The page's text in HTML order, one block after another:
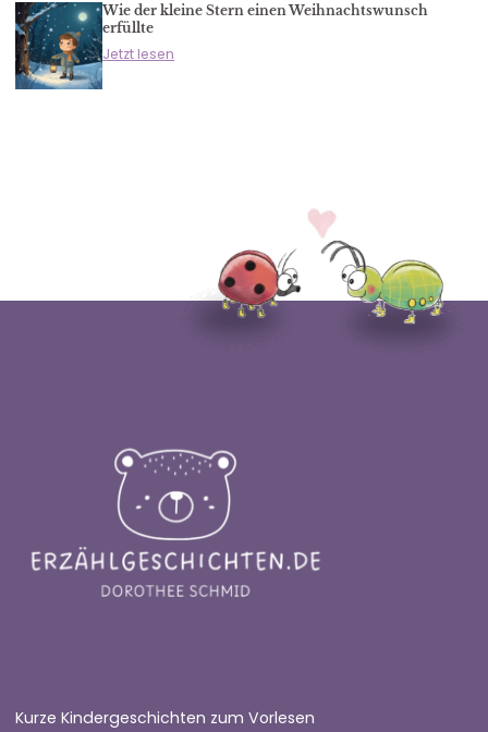
Wie der kleine Stern einen Weihnachtswunsch
erfüllte
Jetzt lesen
Kurze Kindergeschichten zum Vorlesen